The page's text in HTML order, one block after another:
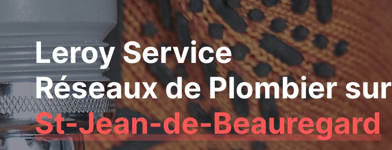
Leroy Service
Réseaux de Plombiersur
St-Jean-de-Beauregard